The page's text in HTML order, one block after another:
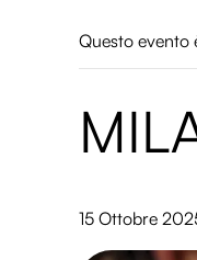
Questo evento
15 Ottobre